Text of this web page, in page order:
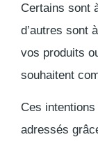
Certains sont
d’autres sont
vos produits
souhaitent
Ces
adressés